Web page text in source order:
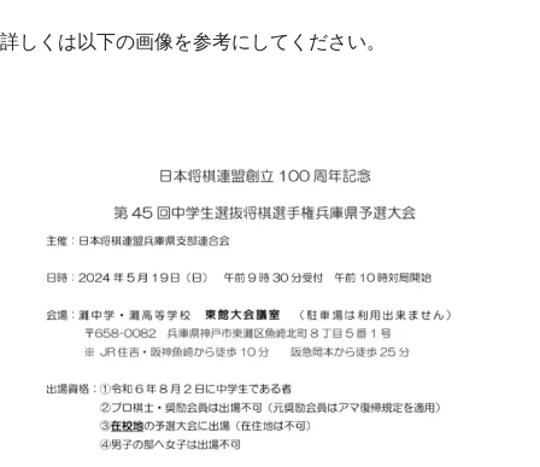
詳しくは以下の画像を参考にしてください。